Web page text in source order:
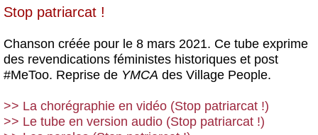
Stop patriarcat !
Chanson créée pour le 8 mars 2021. Ce tube exprime
des revendications féministes historiques et post
#MeToo. Reprise de YMCA des Village People.
>> La chorégraphie en vidéo (Stop patriarcat !)
>> Le tube en version audio (Stop patriarcat !)